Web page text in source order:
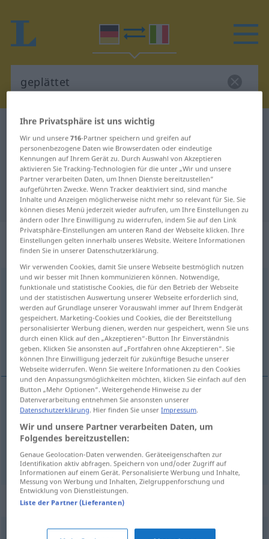
Deutsch-Italienisch Wörterbuch
Deutsch-Italienisch Übersetzung
für "geplättet"
"geplättet" Italienisch Übersetzung
„geplättet“: Partizip Perfekt |
Adjektiv
geplättetpperf u.adj
Übersicht aller Übersetzungen
(Für mehr Details die Übersetzung anklicken/antippen)
sbalordito, allibito
geplättet → siehe „plätten“
sbalordito,allibito geplättet UMG
Synonyme für "geplättet"
Ihre Privatsphäre ist uns wichtig
Wir und unsere716-Partner speichern und greifen auf
personenbezogene Daten wie Browserdaten oder eindeutige
Kennungen auf Ihrem Gerät zu. Durch Auswahl von Akzeptieren
aktivieren Sie Tracking-Technologien für die unter „Wir und unsere
Partner verarbeiten Daten, um Ihnen Dienste bereitzustellen“
aufgeführten Zwecke. Wenn Tracker deaktiviert sind, sind manche
Inhalte und Anzeigen möglicherweise nicht mehr so relevant für Sie. Sie
können dieses Menü jederzeit wieder aufrufen, um Ihre Einstellungen zu
ändern oder Ihre Einwilligung zu widerrufen, indem Sie auf den Link
Privatsphäre-Einstellungen am unteren Rand der Webseite klicken. Ihre
Einstellungen gelten innerhalb unseres Website. Weitere Informationen
finden Sie in unserer Datenschutzerklärung.
Wir verwenden Cookies, damit Sie unsere Webseite bestmöglich nutzen
und wir besser mit Ihnen kommunizieren können. Notwendige,
funktionale und statistische Cookies, die für den Betrieb der Webseite
und der statistischen Auswertung unserer Webseite erforderlich sind,
werden auf Grundlage unserer Vorauswahl immer auf Ihrem Endgerät
gespeichert. Marketing-Cookies und Cookies, die der Bereitstellung
personalisierter Werbung dienen, werden nur gespeichert, wenn Sie uns
durch einen Klick auf den „Akzeptieren“-Button Ihr Einverständnis
geben. Klicken Sie ansonsten auf „Fortfahren ohne Akzeptieren“. Sie
können Ihre Einwilligung jederzeit für zukünftige Besuche unserer
Webseite widerrufen. Wenn Sie weitere Informationen zu den Cookies
und den Anpassungsmöglichkeiten möchten, klicken Sie einfach auf den
Button „Mehr Optionen“. Weitergehende Hinweise zu der
Datenverarbeitung entnehmen Sie ansonsten unserer
Datenschutzerklärung. Hier finden Sie unserImpressum.
Wir und unsere Partner verarbeiten Daten, um
Folgendes bereitzustellen:
Genaue Geolocation-Daten verwenden. Geräteeigenschaften zur
Identifikation aktiv abfragen. Speichern von und/oder Zugriff auf
Informationen auf einem Gerät. Personalisierte Werbung und Inhalte,
Messung von Werbung und Inhalten, Zielgruppenforschung und
Entwicklung von Dienstleistungen.
Liste der Partner (Lieferanten)